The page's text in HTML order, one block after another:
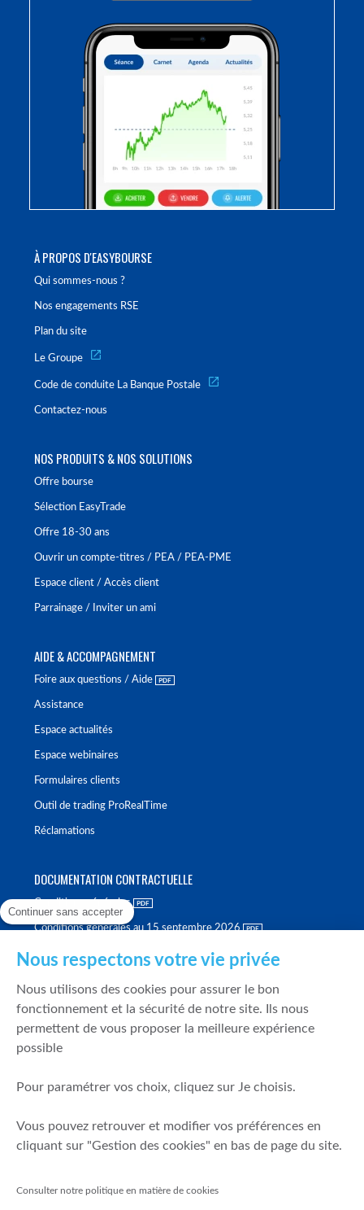
À PROPOS D'EASYBOURSE
Qui sommes-nous ?
Nos engagements RSE
Plan du site
Le Groupe
Code de conduite La Banque Postale
Contactez-nous
NOS PRODUITS & NOS SOLUTIONS
Offre bourse
Sélection EasyTrade
Offre 18-30 ans
Ouvrir un compte-titres / PEA / PEA-PME
Espace client / Accès client
Parrainage / Inviter un ami
AIDE & ACCOMPAGNEMENT
Foire aux questions / Aide
Assistance
Espace actualités
Espace webinaires
Formulaires clients
Outil de trading ProRealTime
Réclamations
DOCUMENTATION CONTRACTUELLE
Conditions générales
Conditions générales au 15 septembre 2026
Politique de meilleure sélection
Politique de durabilité
Fonds de garantie des dépôts et de résolution
Mentions légales
Prévention de la fraude
Continuer sans accepter
Nous respectons votre vie privée
Nous utilisons des cookies pour assurer le bon
fonctionnement et la sécurité de notre site. Ils nous
permettent de vous proposer la meilleure expérience
possible
Pour paramétrer vos choix, cliquez sur Je choisis.
Vous pouvez retrouver et modifier vos préférences en
cliquant sur "Gestion des cookies" en bas de page du site.
Consulter notre politique en matière de cookies